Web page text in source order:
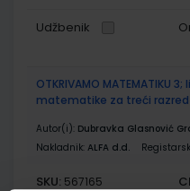
Udžbenik
OTKRIVAMO
matematike za treći
Autor(i): Dubravka Glasnović
Nakladnik: ALFA d.d.
SKU: 567165